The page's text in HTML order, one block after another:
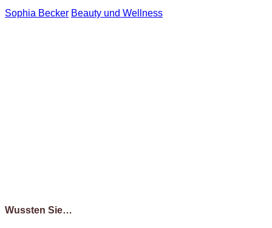
Sophia Becker Beauty und Wellness
Wussten Sie…